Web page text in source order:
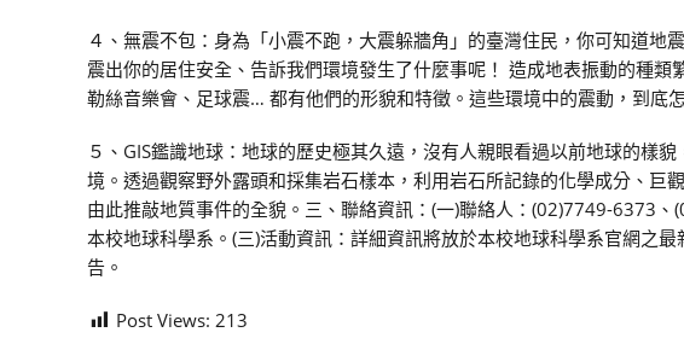
４、無震不包：身為「小震不跑，大震躲牆角」的臺灣住民，你可知道
震出你的居住安全、告訴我們環境發生了什麼事呢！ 造成地表振動的種
勒絲音樂會、足球震… 都有他們的形貌和特徵。這些環境中的震動，到底
５、GIS鑑識地球：地球的歷史極其久遠，沒有人親眼看過以前地球的樣
境。透過觀察野外露頭和採集岩石樣本，利用岩石所記錄的化學成分、巨
由此推敲地質事件的全貌。三、聯絡資訊：(一)聯絡人：(02)7749-6373
本校地球科學系。(三)活動資訊：詳細資訊將放於本校地球科學系官網之
告。
Post Views: 213